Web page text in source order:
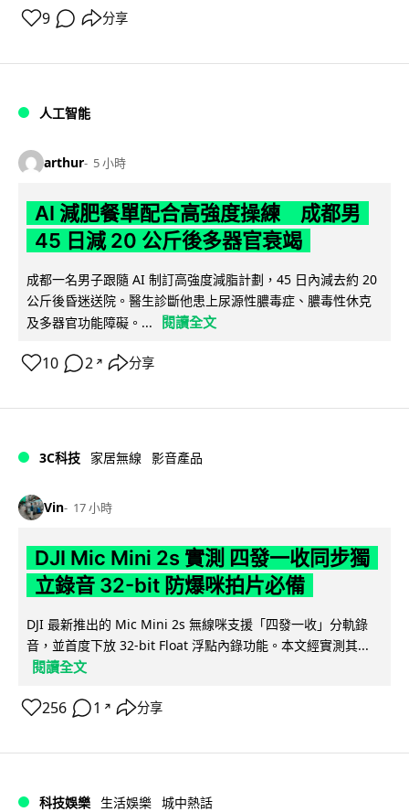
9 分享
人工智能
arthur 5 小時
AI 減肥餐單配合高強度操練 成都男
45 日減 20 公斤後多器官衰竭
成都一名男子跟隨 AI 制訂高強度減脂計劃，45 日內減去約 20
公斤後昏迷送院。醫生診斷他患上尿源性膿毒症、膿毒性休克
及多器官功能障礙。...
閱讀全文
10 2 ↗ 分享
3C科技 家居無線 影音產品
Vin 17 小時
DJI Mic Mini 2s 實測 四發一收同步獨
立錄音 32-bit 防爆咪拍片必備
DJI 最新推出的 Mic Mini 2s 無線咪支援「四發一收」分軌錄
音，並首度下放 32-bit Float 浮點內錄功能。本文經實測其...
閱讀全文
256 1 ↗ 分享
科技娛樂 生活娛樂 城中熱話